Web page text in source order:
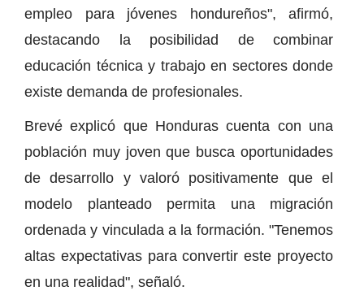
empleo para jóvenes hondureños", afirmó,
destacando la posibilidad de combinar
educación técnica y trabajo en sectores donde
existe demanda de profesionales.
Brevé explicó que Honduras cuenta con una
población muy joven que busca oportunidades
de desarrollo y valoró positivamente que el
modelo planteado permita una migración
ordenada y vinculada a la formación. "Tenemos
altas expectativas para convertir este proyecto
en una realidad", señaló.